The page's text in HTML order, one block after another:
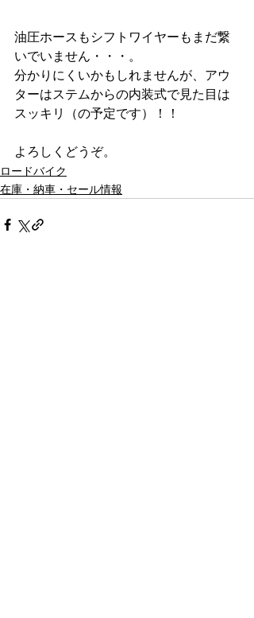
油圧ホースもシフトワイヤーもまだ繋
いでいません・・・。
分かりにくいかもしれませんが、アウ
ターはステムからの内装式で見た目は
スッキリ（の予定です）！！
よろしくどうぞ。
ロードバイク
在庫・納車・セール情報